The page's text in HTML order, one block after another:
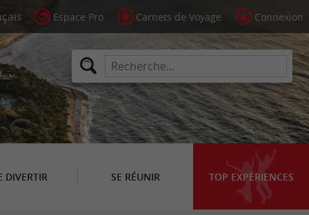
Espace Pro Carnets de Voyage Connexion
DIVERTIR SE RÉUNIR TOP EXPÉRIENCES